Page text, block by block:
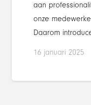
aan
onze
Daarom
16 januari 2025